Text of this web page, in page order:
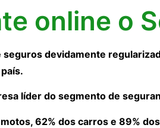
online o
seguros devidamente
líder do segmento de
62% dos carros e 89%